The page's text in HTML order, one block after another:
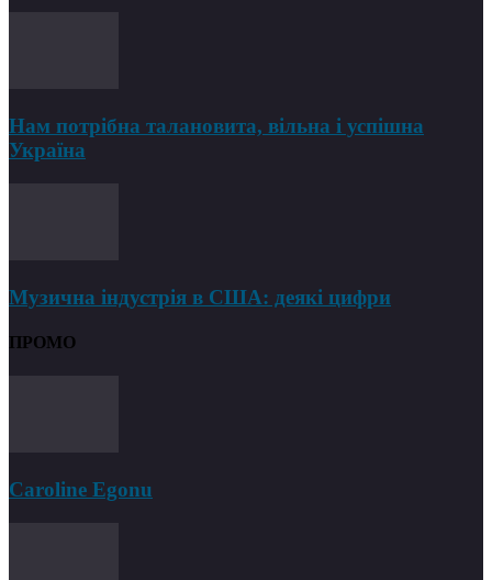
Нам потрібна талановита, вільна і успішна
Україна
Музична індустрія в США: деякі цифри
ПРОМО
Caroline Egonu